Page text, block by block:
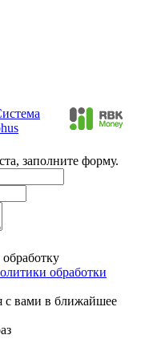
заполните форму.
обработки
с вами в ближайшее